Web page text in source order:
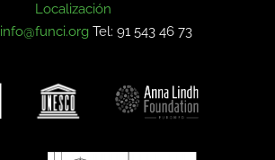
Localización
info@funci.org Tel: 91 543 46 73